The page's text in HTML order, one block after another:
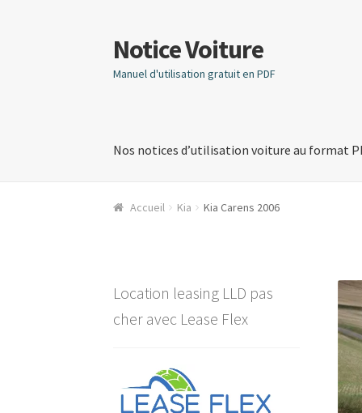
Aller
à
la
Aller
au
contenu
Notice Voiture
Manuel d'utilisation gratuit en PDF
Nos notices d’utilisation voiture au format
Accueil Kia Kia Carens 2006
Location leasing LLD pas
cher avec Lease Flex